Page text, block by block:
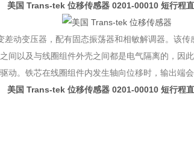
美国 Trans-tek 位移传感器0201-00010 短行程
差动变压器，配有固态振荡器和相敏解调器。该
间以及与线圈组件外壳之间都是电气隔离的，因
动。铁芯在线圈组件内发生轴向位移时，输出端
美国 Trans-tek 位移传感器0201-00010 短行程